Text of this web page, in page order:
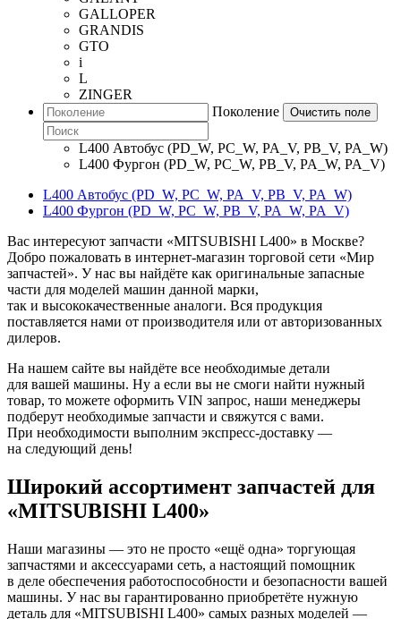
GALLOPER
GRANDIS
GTO
i
L
ZINGER
Поколение
Очистить поле
L400 Автобус (PD_W, PC_W, PA_V, PB_V, PA_W)
L400 Фургон (PD_W, PC_W, PB_V, PA_W, PA_V)
L400 Автобус (PD_W, PC_W, PA_V, PB_V, PA_W)
L400 Фургон (PD_W, PC_W, PB_V, PA_W, PA_V)
Вас интересуют запчасти «MITSUBISHI L400» в Москве?
Добро пожаловать в интернет-магазин торговой сети «Мир
запчастей». У нас вы найдёте как оригинальные запасные
части для моделей машин данной марки,
так и высококачественные аналоги. Вся продукция
поставляется нами от производителя или от авторизованных
дилеров.
На нашем сайте вы найдёте все необходимые детали
для вашей машины. Ну а если вы не смоги найти нужный
товар, то можете оформить VIN запрос, наши менеджеры
подберут необходимые запчасти и свяжутся с вами.
При необходимости выполним экспресс-доставку —
на следующий день!
Широкий ассортимент запчастей для
«MITSUBISHI L400»
Наши магазины — это не просто «ещё одна» торгующая
запчастями и аксессуарами сеть, а настоящий помощник
в деле обеспечения работоспособности и безопасности вашей
машины. У нас вы гарантированно приобретёте нужную
деталь для «MITSUBISHI L400» самых разных моделей —